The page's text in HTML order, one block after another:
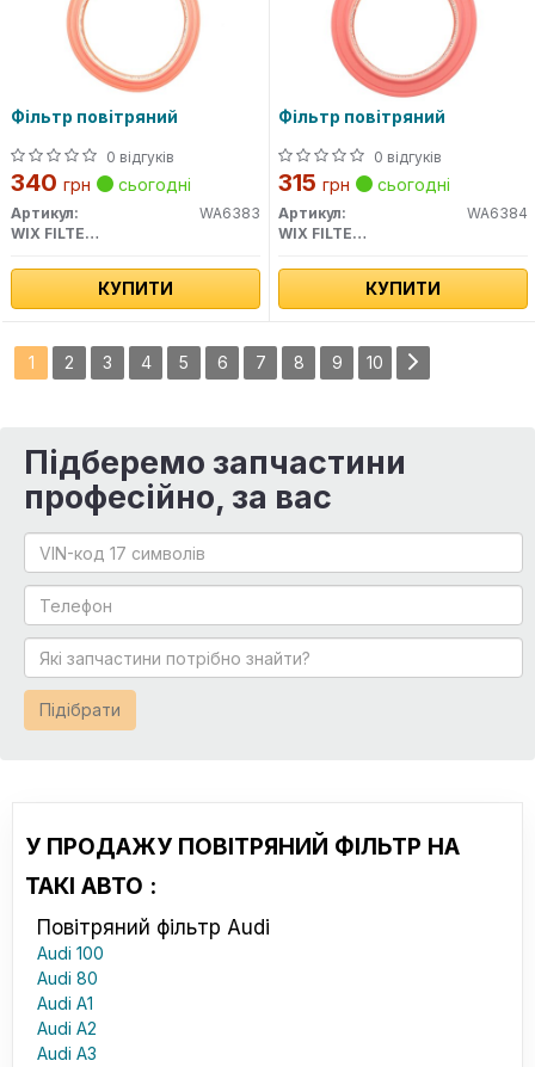
Фільтр повітряний
0 відгуків
340 грн сьогодні
Артикул:
WA6383
WIX FILTERS
КУПИТИ
Фільтр повітряний
0 відгуків
315 грн сьогодні
Артикул:
WA6384
WIX FILTERS
КУПИТИ
1 2 3 4 5 6 7 8 9 10
Підберемо запчастини
професійно, за вас
Підібрати
У ПРОДАЖУ ПОВІТРЯНИЙ ФІЛЬТР НА
ТАКІ АВТО :
Повітряний фільтр Audi
Audi 100
Audi 80
Audi A1
Audi A2
Audi A3